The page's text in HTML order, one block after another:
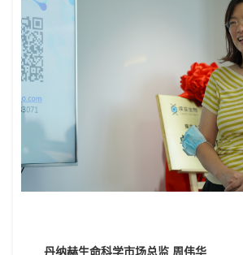
丹纳赫生命科学市场总监 周伟华